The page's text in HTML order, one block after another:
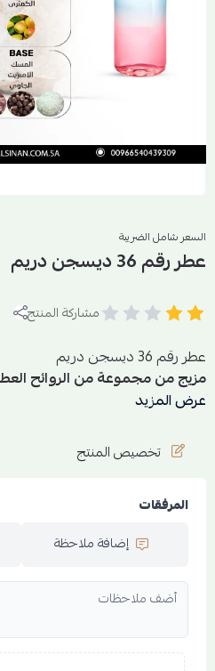
السعر شامل الضريبة
عطر رقم 36 ديسجن دريم
مشاركة المنتج
عطر رقم 36 ديسجن دريم
مزيج من مجموعة من الروائح
تصنع حولك هالة عطرية قوية
العطر يناسب كل محافلك
بتركيز أقوى وثبات أكبر.
الجنس: للجنسين
التركيز: باريفيوم 30%
المكونات:
الوسط العطري : الكمثرى
القاعدة العطرية : المسك -
عرض المزيد
تخصيص المنتج
المرفقات
إضافة ملاحظة